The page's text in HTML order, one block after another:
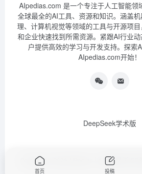
AIpedias.com 是一个专注于人工智能领
全球最全的AI工具、资源和知识。涵盖
理、计算机视觉等领域的工具与开源项
和企业快速找到所需资源。紧跟AI行业
户提供高效的学习与开发支持。探索
AIpedias.com开始！
DeepSeek学术版
Copyright © 2026 AIPedias｜AI导航网 浙
首页 投稿